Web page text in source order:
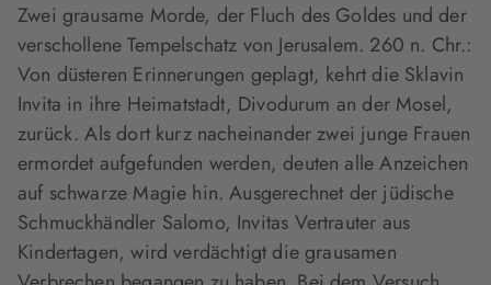
Zwei grausame Morde, der Fluch des Goldes und der
verschollene Tempelschatz von Jerusalem. 260 n. Chr.:
Von düsteren Erinnerungen geplagt, kehrt die Sklavin
Invita in ihre Heimatstadt, Divodurum an der Mosel,
zurück. Als dort kurz nacheinander zwei junge Frauen
ermordet aufgefunden werden, deuten alle Anzeichen
auf schwarze Magie hin. Ausgerechnet der jüdische
Schmuckhändler Salomo, Invitas Vertrauter aus
Kindertagen, wird verdächtigt die grausamen